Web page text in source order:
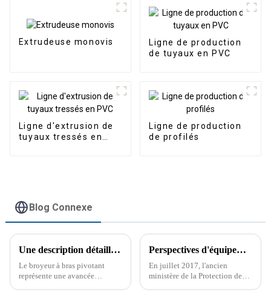
Extrudeuse monovis
Ligne de production
de tuyaux en PVC
Ligne d'extrusion de
tuyaux tressés en
Ligne de production
de profilés
Blog Connexe
Une description détaillée du processus de production de la déchiqueteuse à bras pivotant
Le broyeur à bras pivotant
représente une avancée
Perspectives d'équipements de lavage et de recyclage du plastique
En juillet 2017, l'ancien
ministère de la Protection de